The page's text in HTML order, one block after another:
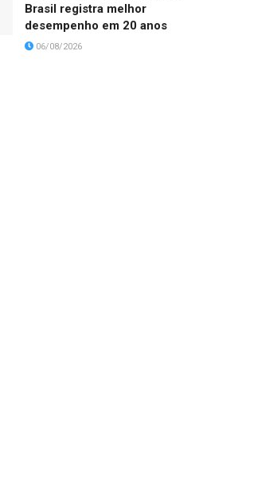
Brasil registra melhor
desempenho em 20 anos
06/08/2026